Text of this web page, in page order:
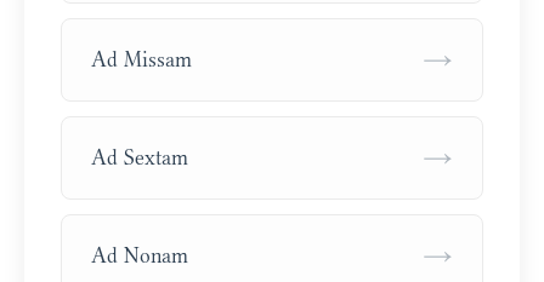
Ad Missam →
Ad Sextam →
Ad Nonam →